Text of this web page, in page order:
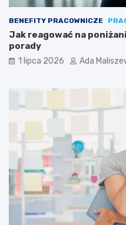
BENEFITY PRACOWNICZE
Jak reagować na
porady
1 lipca 2026 Ada